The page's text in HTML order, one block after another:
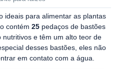
ideais para alimentar as plantas
contém 25 pedaços de bastões
e têm um alto teor de
desses bastões, eles não
em contato com a água.